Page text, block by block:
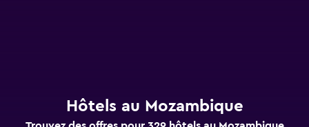
Hôtels au Mozambique